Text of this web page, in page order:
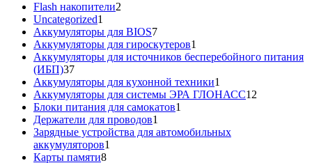
Flash накопители2
Uncategorized1
товар
Аккумуляторы для BIOS77
товаров
Аккумуляторы для гироскутеров1
товар
Аккумуляторы для источников бесперебойного питания
(ИБП)3737
товаров
Аккумуляторы для кухонной техники1
товар
Аккумуляторы для системы ЭРА ГЛОНАСС12
Блоки питания для самокатов1
Держатели для проводов1
товар
Зарядные устройства для автомобильных
аккумуляторов1
Карты памяти88